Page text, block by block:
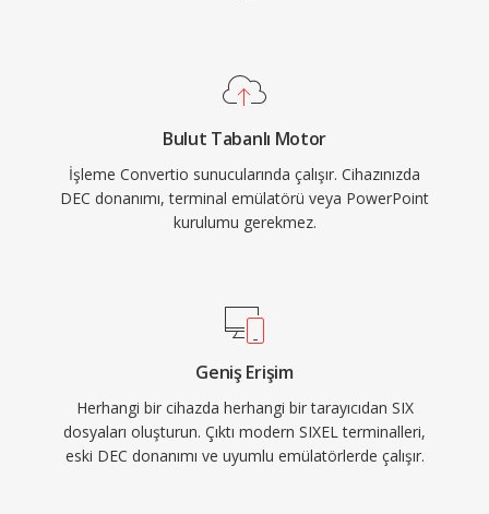
Bulut Tabanlı Motor
İşleme Convertio sunucularında çalışır. Cihazınızda
DEC donanımı, terminal emülatörü veya PowerPoint
kurulumu gerekmez.
Geniş Erişim
Herhangi bir cihazda herhangi bir tarayıcıdan SIX
dosyaları oluşturun. Çıktı modern SIXEL terminalleri,
eski DEC donanımı ve uyumlu emülatörlerde çalışır.